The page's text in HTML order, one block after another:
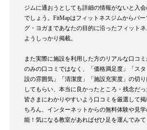
ジムに通おうとしても詳細の情報がないと入
でしょう。FitMapはフィットネスジムからパ
グ・ヨガまであなたの目的に沿ったフィット
ようしっかり掲載。
また実際に施設を利用した方のリアルな口コ
のみの口コミではなく、「価格満足度」「ス
設の雰囲気」「清潔度」「施設充実度」の切
してもらい、本当に良かったところ・残念だ
皆さまにわかりやすいよう口コミを厳選して
ちろん、インターネットからの無料体験や見
能！気になる教室があればぜひ足を運んでみて